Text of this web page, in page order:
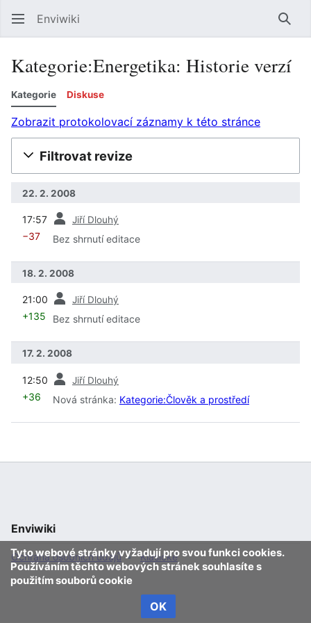
Enviwiki
Kategorie:Energetika: Historie verzí
Kategorie Diskuse
Zobrazit protokolovací záznamy k této stránce
Filtrovat revize
22. 2. 2008
17:57 Jiří Dlouhý
−37 Bez shrnutí editace
18. 2. 2008
21:00 Jiří Dlouhý
+135 Bez shrnutí editace
17. 2. 2008
12:50 Jiří Dlouhý
+36 Nová stránka: Kategorie:Člověk a prostředí
Tyto webové stránky vyžadují pro svou funkci cookies.
Používáním těchto webových stránek souhlasíte s
použitím souborů cookie
OK
Enviwiki
Ochrana osobních údajů Klasické